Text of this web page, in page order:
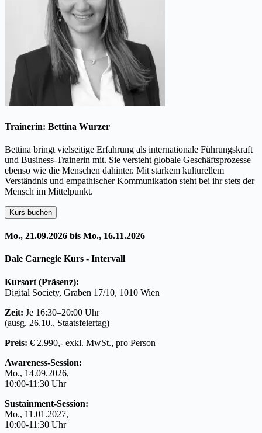
Trainerin: Bettina Wurzer
Bettina bringt vielseitige Erfahrung als internationale Führungskraft
und Business-Trainerin mit. Sie versteht globale Geschäftsprozesse
ebenso wie die Menschen dahinter. Mit starkem kulturellem
Verständnis und empathischer Kommunikation steht bei ihr stets der
Mensch im Mittelpunkt.
Kurs buchen
Mo., 21.09.2026 bis Mo., 16.11.2026
Dale Carnegie Kurs - Intervall
Kursort (Präsenz):
Digital Society, Graben 17/10, 1010 Wien
Zeit: Je 16:30–20:00 Uhr
(ausg. 26.10., Staatsfeiertag)
Preis: € 2.990,- exkl. MwSt., pro Person
Awareness-Session:
Mo., 14.09.2026,
10:00-11:30 Uhr
Sustainment-Session:
Mo., 11.01.2027,
10:00-11:30 Uhr